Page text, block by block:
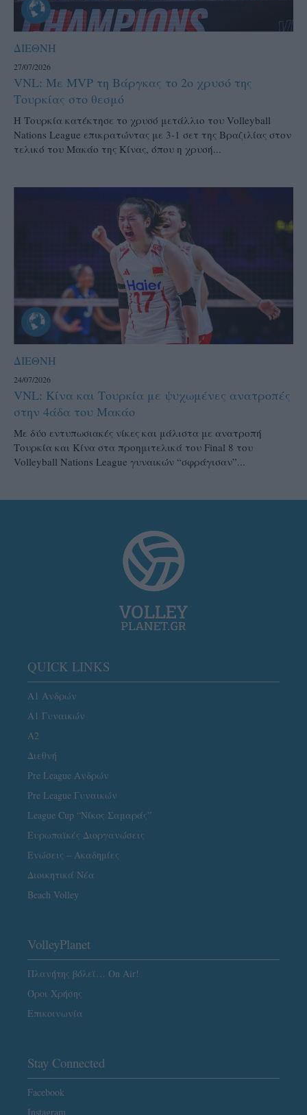
ΔΙΕΘΝΗ
27/07/2026
VNL: Με MVP τη Βάργκας το 2ο χρυσό της
Τουρκίας στο θεσμό
H Τουρκία κατέκτησε το χρυσό μετάλλιο του Volleyball
Nations League επικρατώντας με 3-1 σετ της Βραζιλίας στον
τελικό του Μακάο της Κίνας, όπου η χρυσή...
ΔΙΕΘΝΗ
24/07/2026
VNL: Κίνα και Τουρκία με ψυχωμένες ανατροπές
στην 4άδα του Μακάο
Με δύο εντυπωσιακές νίκες και μάλιστα με ανατροπή
Τουρκία και Κίνα στα προημιτελικά του Final 8 του
Volleyball Nations League γυναικών “σφράγισαν”...
QUICK LINKS
Α1 Ανδρών
Α1 Γυναικών
A2
Διεθνή
Pre League Ανδρών
Pre League Γυναικών
League Cup “Νίκος Σαμαράς”
Ευρωπαϊκές Διοργανώσεις
Ενώσεις – Ακαδημίες
Διοικητικά Νέα
Beach Volley
VolleyPlanet
Πλανήτης βόλεϊ… On Air!
Όροι Χρήσης
Επικοινωνία
Stay Connected
Facebook
Instagram